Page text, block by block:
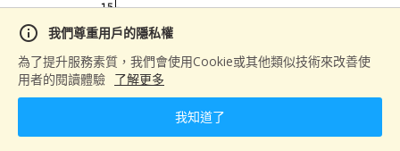
info
我們尊重用戶的隱私權
為了提升服務素質，我們會使用Cookie或其他類似技術來改善使
用者的閱讀體驗 了解更多
我知道了